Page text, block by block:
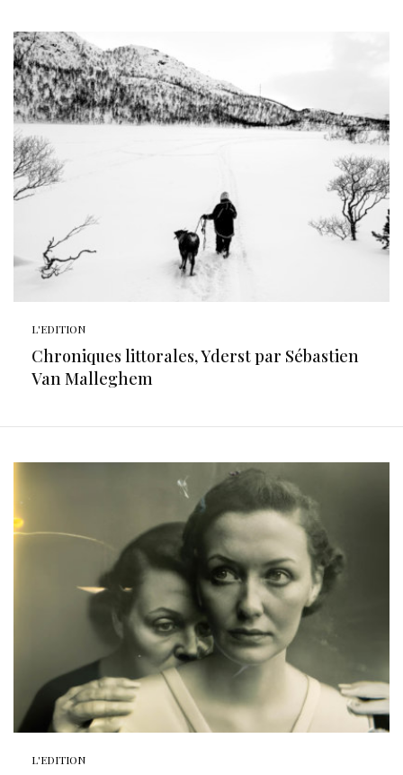
L'EDITION
Chroniques littorales, Yderst par Sébastien
Van Malleghem
L'EDITION